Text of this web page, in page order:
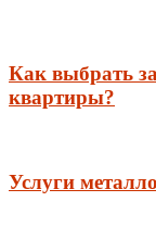
Как выбрать
квартиры?
Услуги